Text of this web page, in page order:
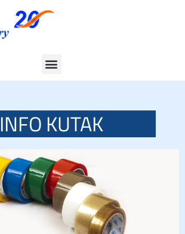
INFO KUTAK